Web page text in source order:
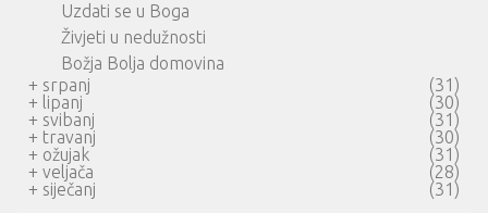
Uzdati se u Boga
Živjeti u nedužnosti
Božja Bolja domovina
+ srpanj
(31)
+ lipanj
(30)
+ svibanj
(31)
+ travanj
(30)
+ ožujak
(31)
+ veljača
(28)
+ siječanj
(31)